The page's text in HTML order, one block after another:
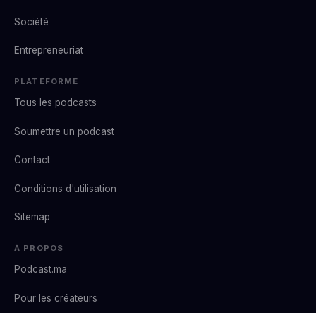
Société
Entrepreneuriat
PLATEFORME
Tous les podcasts
Soumettre un podcast
Contact
Conditions d'utilisation
Sitemap
À PROPOS
Podcast.ma
Pour les créateurs